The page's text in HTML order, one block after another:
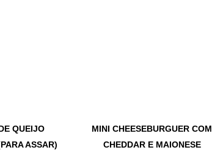
QUEIJO
ASSAR)
MINI CHEESEBURGUER COM
CHEDDAR E MAIONESE